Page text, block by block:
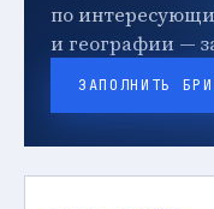
по
и географии —
ЗАПОЛНИТЬ